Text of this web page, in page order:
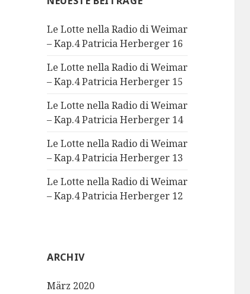
Le Lotte nella Radio di Weimar
– Kap.4 Patricia Herberger 16
Le Lotte nella Radio di Weimar
– Kap.4 Patricia Herberger 15
Le Lotte nella Radio di Weimar
– Kap.4 Patricia Herberger 14
Le Lotte nella Radio di Weimar
– Kap.4 Patricia Herberger 13
Le Lotte nella Radio di Weimar
– Kap.4 Patricia Herberger 12
ARCHIV
März 2020